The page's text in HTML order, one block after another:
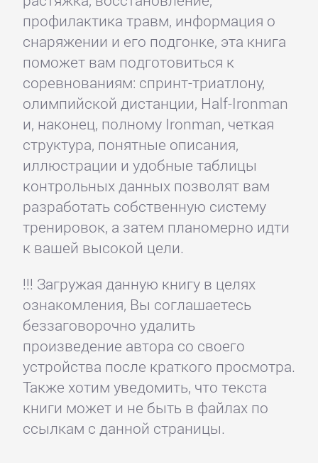
профилактика травм, информация о
снаряжении и его подгонке, эта книга
поможет вам подготовиться к
соревнованиям: спринт-триатлону,
олимпийской дистанции, Half-Ironman
и, наконец, полному Ironman, четкая
структура, понятные описания,
иллюстрации и удобные таблицы
контрольных данных позволят вам
разработать собственную систему
тренировок, а затем планомерно идти
к вашей высокой цели.
!!! Загружая данную книгу в целях
ознакомления, Вы соглашаетесь
беззаговорочно удалить
произведение автора со своего
устройства после краткого просмотра.
Также хотим уведомить, что текста
книги может и не быть в файлах по
ссылкам с данной страницы.